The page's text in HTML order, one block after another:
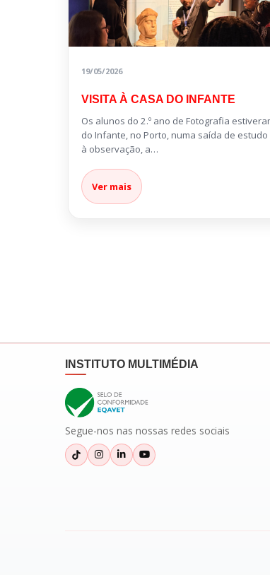
19/05/2026
VISITA À CASA DO INFANTE
Os alunos do 2.º ano de Fotografia
do Infante, no Porto, numa saída de
à observação, a…
Ver mais
INSTITUTO MULTIMÉDIA
Segue-nos nas nossas redes sociais